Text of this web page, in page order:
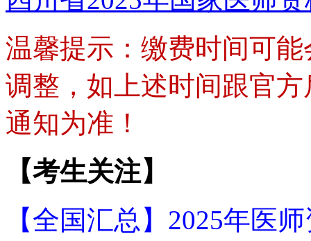
温馨提示：缴费时间可
调整，如上述时间跟官
通知为准！
【考生关注】
【全国汇总】2025年医